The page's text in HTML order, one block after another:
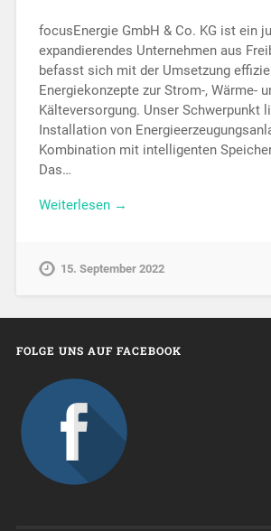
focusEnergie GmbH & Co. KG ist ein
expandierendes Unternehmen aus
befasst sich mit der Umsetzung
Energiekonzepte zur Strom-, Wärme-
Kälteversorgung. Unser Schwerpunkt
Installation von
Kombination mit intelligenten
Das…
Weiterlesen →
15. September 2022
FOLGE UNS AUF FACEBOOK